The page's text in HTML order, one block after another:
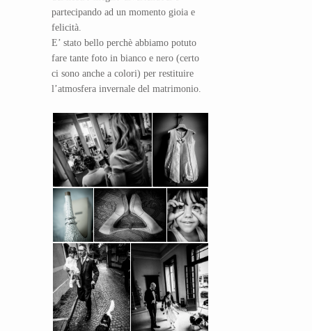
partecipando ad un momento gioia e
felicità.
E’ stato bello perchè abbiamo potuto
fare tante foto in bianco e nero (certo
ci sono anche a colori) per restituire
l’atmosfera invernale del matrimonio.